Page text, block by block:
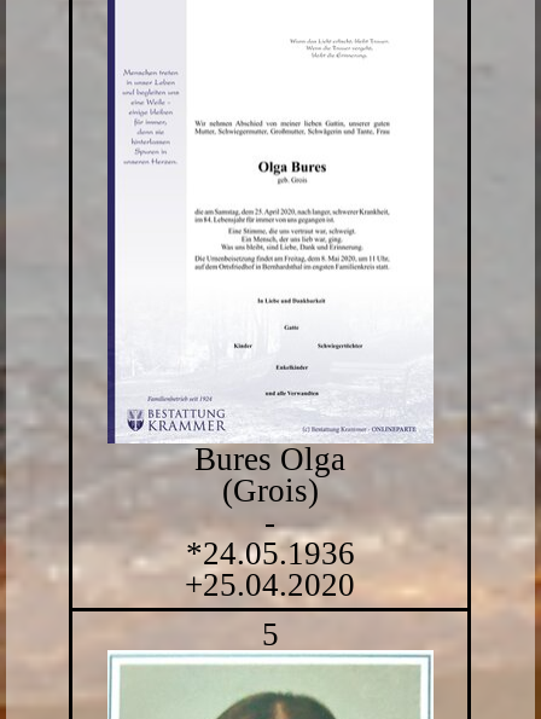
Bures Olga
(Grois)
-
*24.05.1936
+25.04.2020
5